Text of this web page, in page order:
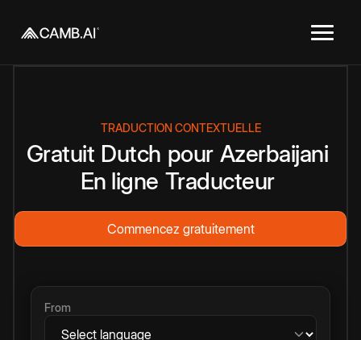
TRADUCTION CONTEXTUELLE
Gratuit Dutch pour Azerbaijani
En ligne Traducteur
Commencez gratuitement
From